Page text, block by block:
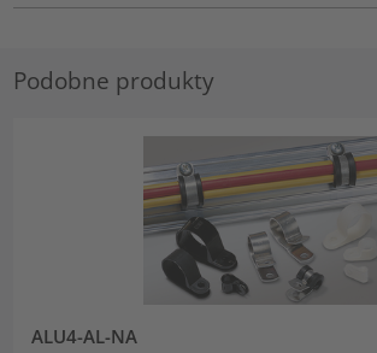
Podobne produkty
ALU4-AL-NA